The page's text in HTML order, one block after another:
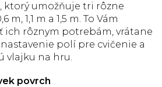
ktorý umožňuje tri rôzne
m, 1,1 m a 1,5 m. To Vám
rôznym potrebám, vrátane
polí pre cvičenie a
vlajku na hru.
povrch